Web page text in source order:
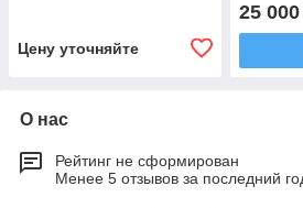
Цену уточняйте
25 000
О нас
Рейтинг не сформирован
Менее 5 отзывов за последний